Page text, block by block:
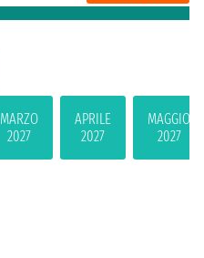
MARZO
2027
APRILE
2027
MAGGIO
2027